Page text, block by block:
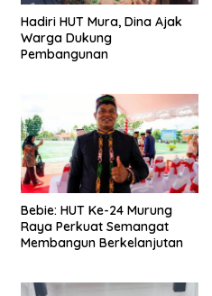
Hadiri HUT Mura, Dina Ajak
Warga Dukung
Pembangunan
Bebie: HUT Ke-24 Murung
Raya Perkuat Semangat
Membangun Berkelanjutan